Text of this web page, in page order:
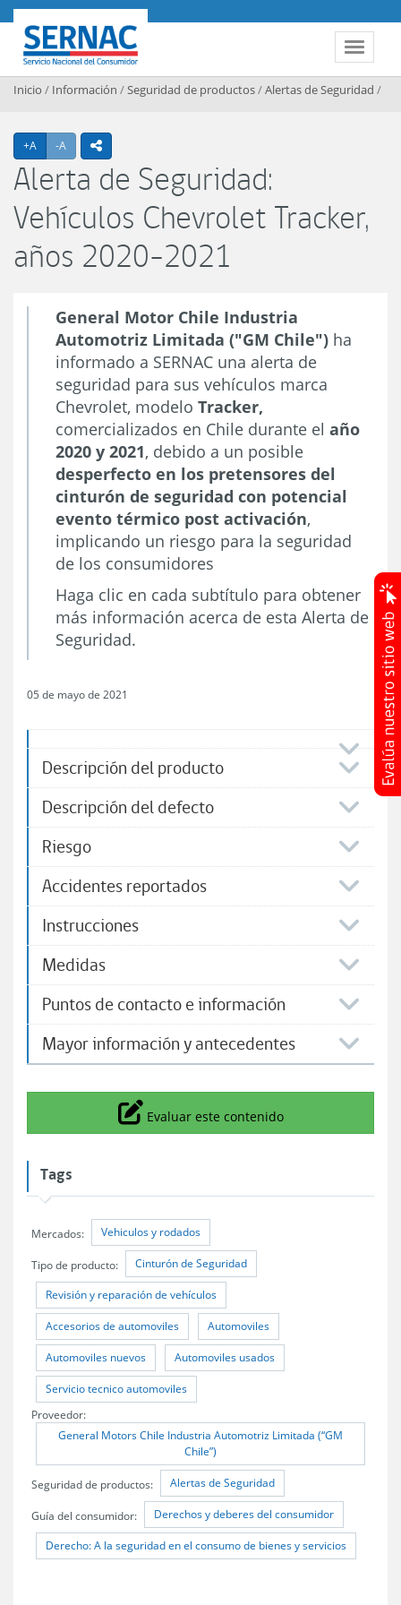
Contenido principal
Toggle
SERNAC
Inicio / Información /Seguridad de productos/Alertas de Seguridad /
+A Agrandar texto
-A Achicar textoicono compartir
Alerta de Seguridad:
Vehículos Chevrolet Tracker,
años 2020-2021
General Motor Chile Industria
Automotriz Limitada ("GM Chile") ha
informado a SERNAC una alerta de
seguridad para sus vehículos marca
Chevrolet, modelo Tracker,
comercializados en Chile durante el año
2020 y 2021, debido a un posible
desperfecto en los pretensores del
cinturón de seguridad con potencial
evento térmico post activación,
implicando un riesgo para la seguridad
de los consumidores
Haga clic en cada subtítulo para obtener
más información acerca de esta Alerta de
Seguridad.
05 de mayo de 2021
Descripción del producto
Descripción del defecto
Riesgo
Accidentes reportados
Instrucciones
Medidas
Puntos de contacto e información
Mayor información y antecedentes
Icono
Evaluar este contenido
Tags
Mercados: Vehiculos y rodados
Tipo de producto: Cinturón de Seguridad
Revisión y reparación de vehículos
Accesorios de automoviles Automoviles
Automoviles nuevos Automoviles usados
Servicio tecnico automoviles
Proveedor:
General Motors Chile Industria Automotriz Limitada (“GM
Chile”)
Seguridad de productos: Alertas de Seguridad
Guía del consumidor: Derechos y deberes del consumidor
Derecho: A la seguridad en el consumo de bienes y servicios